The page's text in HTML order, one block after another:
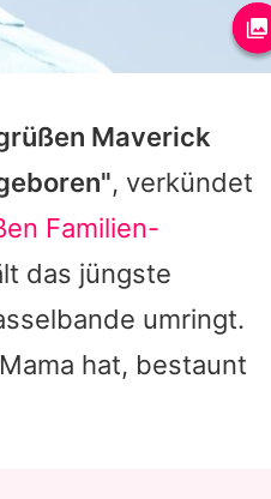
Maverick
, verkündet
Familien-
das jüngste
umringt.
hat, bestaunt